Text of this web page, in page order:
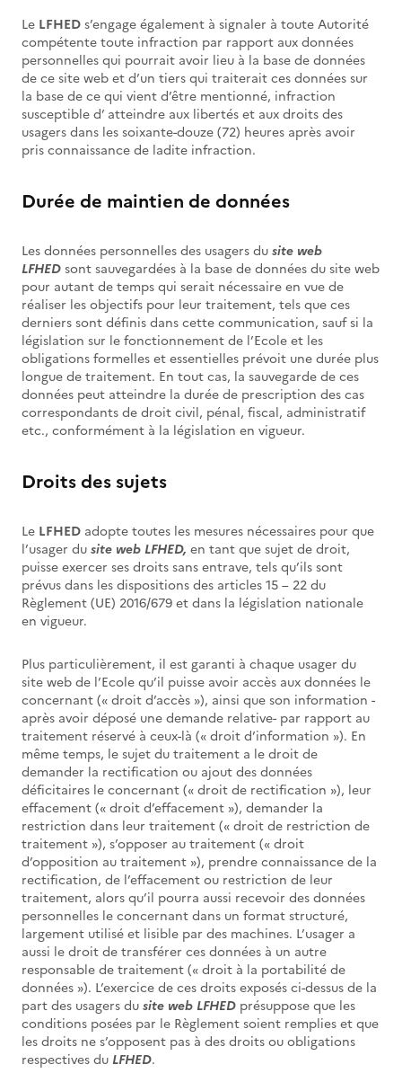
Le LFHED s’engage également à signaler à toute Autorité
compétente toute infraction par rapport aux données
personnelles qui pourrait avoir lieu à la base de données
de ce site web et d’un tiers qui traiterait ces données sur
la base de ce qui vient d’être mentionné, infraction
susceptible d’ atteindre aux libertés et aux droits des
usagers dans les soixante-douze (72) heures après avoir
pris connaissance de ladite infraction.
Durée de maintien de données
Les données personnelles des usagers du site web
LFHED sont sauvegardées à la base de données du site web
pour autant de temps qui serait nécessaire en vue de
réaliser les objectifs pour leur traitement, tels que ces
derniers sont définis dans cette communication, sauf si la
législation sur le fonctionnement de l’Ecole et les
obligations formelles et essentielles prévoit une durée plus
longue de traitement. En tout cas, la sauvegarde de ces
données peut atteindre la durée de prescription des cas
correspondants de droit civil, pénal, fiscal, administratif
etc., conformément à la législation en vigueur.
Droits des sujets
Le LFHED adopte toutes les mesures nécessaires pour que
l’usager du site web LFHED, en tant que sujet de droit,
puisse exercer ses droits sans entrave, tels qu’ils sont
prévus dans les dispositions des articles 15 – 22 du
Règlement (UE) 2016/679 et dans la législation nationale
en vigueur.
Plus particulièrement, il est garanti à chaque usager du
site web de l’Ecole qu’il puisse avoir accès aux données le
concernant (« droit d’accès »), ainsi que son information -
après avoir déposé une demande relative- par rapport au
traitement réservé à ceux-là (« droit d’information »). En
même temps, le sujet du traitement a le droit de
demander la rectification ou ajout des données
déficitaires le concernant (« droit de rectification »), leur
effacement (« droit d’effacement »), demander la
restriction dans leur traitement (« droit de restriction de
traitement »), s’opposer au traitement (« droit
d’opposition au traitement »), prendre connaissance de la
rectification, de l’effacement ou restriction de leur
traitement, alors qu’il pourra aussi recevoir des données
personnelles le concernant dans un format structuré,
largement utilisé et lisible par des machines. L’usager a
aussi le droit de transférer ces données à un autre
responsable de traitement (« droit à la portabilité de
données »). L’exercice de ces droits exposés ci-dessus de la
part des usagers du site web LFHED présuppose que les
conditions posées par le Règlement soient remplies et que
les droits ne s’opposent pas à des droits ou obligations
respectives du LFHED.